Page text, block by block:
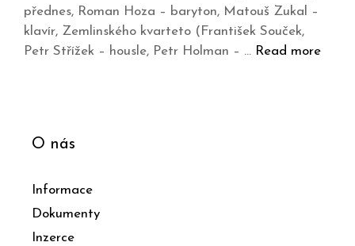
přednes, Roman Hoza – baryton, Matouš Zukal –
klavír, Zemlinského kvarteto (František Souček,
Petr Střížek – housle, Petr Holman – … Read more
O nás
Informace
Dokumenty
Inzerce